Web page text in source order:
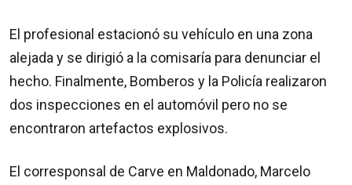
El profesional estacionó su vehículo en una zona
alejada y se dirigió a la comisaría para denunciar el
hecho. Finalmente, Bomberos y la Policía realizaron
dos inspecciones en el automóvil pero no se
encontraron artefactos explosivos.
El corresponsal de Carve en Maldonado, Marcelo